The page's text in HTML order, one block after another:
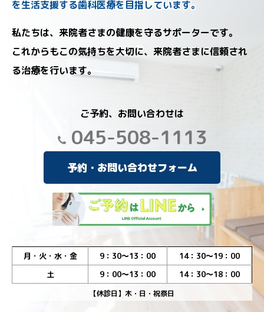
を生活支援する歯科医療を目指しています。
私たちは、来院者さまの健康を守るサポーターです。
これからもこの気持ちを大切に、来院者さまに信頼され
る治療を行います。
ご予約、お問い合わせは
045-508-1113
予約・お問い合わせフォーム
月・火・水・金 9：30～13：00
14：30～19：00
土
9：00～13：00 14：30～18：00
【休診日】木・日・祝祭日